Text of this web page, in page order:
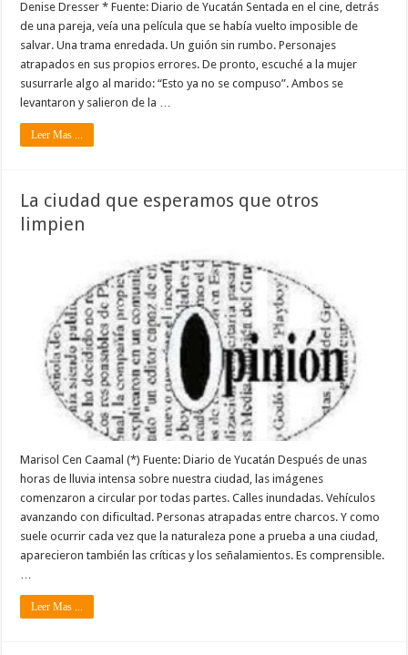
Denise Dresser * Fuente: Diario de Yucatán Sentada en el cine, detrás
de una pareja, veía una película que se había vuelto imposible de
salvar. Una trama enredada. Un guión sin rumbo. Personajes
atrapados en sus propios errores. De pronto, escuché a la mujer
susurrarle algo al marido: “Esto ya no se compuso”. Ambos se
levantaron y salieron de la …
Leer Mas ...
La ciudad que esperamos que otros
limpien
Marisol Cen Caamal (*) Fuente: Diario de Yucatán Después de unas
horas de lluvia intensa sobre nuestra ciudad, las imágenes
comenzaron a circular por todas partes. Calles inundadas. Vehículos
avanzando con dificultad. Personas atrapadas entre charcos. Y como
suele ocurrir cada vez que la naturaleza pone a prueba a una ciudad,
aparecieron también las críticas y los señalamientos. Es comprensible.
…
Leer Mas ...